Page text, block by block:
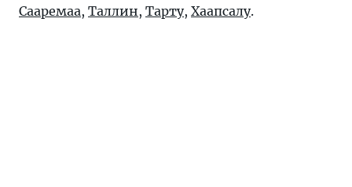
Сааремаа, Таллин, Тарту, Хаапсалу.